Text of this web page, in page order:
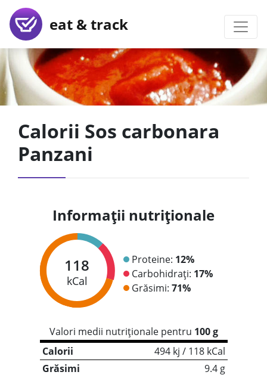
eat & track
Calorii Sos carbonara
Panzani
Informații nutriționale
118
kCal
Proteine: 12%
Carbohidrați: 17%
Grăsimi: 71%
Valori medii nutriționale pentru 100 g
Calorii
494 kj / 118 kCal
Grăsimi
9.4 g